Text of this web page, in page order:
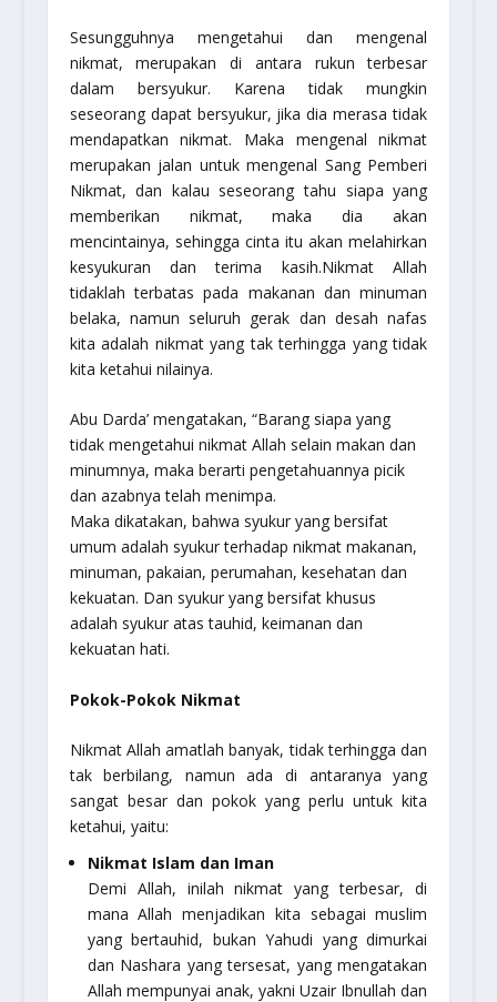
Sesungguhnya mengetahui dan mengenal
nikmat, merupakan di antara rukun terbesar
dalam bersyukur. Karena tidak mungkin
seseorang dapat bersyukur, jika dia merasa tidak
mendapatkan nikmat. Maka mengenal nikmat
merupakan jalan untuk mengenal Sang Pemberi
Nikmat, dan kalau seseorang tahu siapa yang
memberikan nikmat, maka dia akan
mencintainya, sehingga cinta itu akan melahirkan
kesyukuran dan terima kasih.Nikmat Allah
tidaklah terbatas pada makanan dan minuman
belaka, namun seluruh gerak dan desah nafas
kita adalah nikmat yang tak terhingga yang tidak
kita ketahui nilainya.
Abu Darda’ mengatakan, “Barang siapa yang
tidak mengetahui nikmat Allah selain makan dan
minumnya, maka berarti pengetahuannya picik
dan azabnya telah menimpa.
Maka dikatakan, bahwa syukur yang bersifat
umum adalah syukur terhadap nikmat makanan,
minuman, pakaian, perumahan, kesehatan dan
kekuatan. Dan syukur yang bersifat khusus
adalah syukur atas tauhid, keimanan dan
kekuatan hati.
Pokok-Pokok Nikmat
Nikmat Allah amatlah banyak, tidak terhingga dan
tak berbilang, namun ada di antaranya yang
sangat besar dan pokok yang perlu untuk kita
ketahui, yaitu:
Nikmat Islam dan Iman
Demi Allah, inilah nikmat yang terbesar, di
mana Allah menjadikan kita sebagai muslim
yang bertauhid, bukan Yahudi yang dimurkai
dan Nashara yang tersesat, yang mengatakan
Allah mempunyai anak, yakni Uzair Ibnullah dan